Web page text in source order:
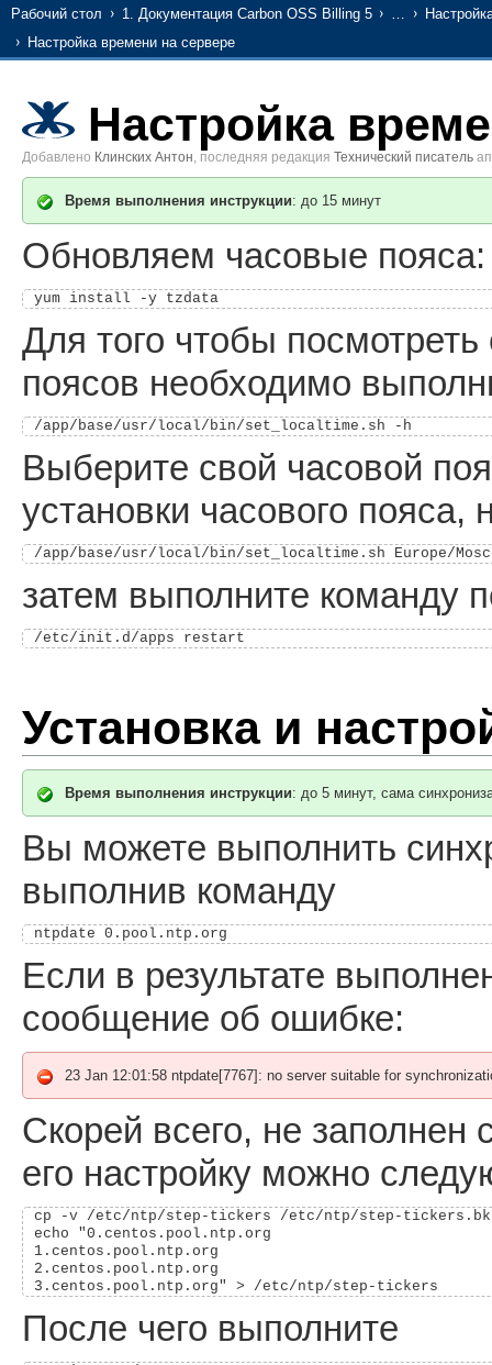
Рабочий стол 1. Документация Carbon OSS Billing 5 …
Настройка времени на сервере
Настройка
Добавлено Клинских Антон, последняя редакция Технический писатель
Время выполнения инструкции: до 15 минут
Обновляем часовые пояса:
yum install -y tzdata
Для того чтобы
поясов необходимо
/app/base/usr/local/bin/set_localtime.sh -h
Выберите свой часовой
установки часового
/app/base/usr/local/bin/set_localtime.sh Europe/
затем выполните команду
/etc/init.d/apps restart
Установка и
Время выполнения инструкции: до 5 минут, сама
Вы можете выполнить
выполнив команду
Если в результате
сообщение об ошибке:
23 Jan 12:01:58 ntpdate[7767]: no server suitable for
Скорей всего, не заполнен
его настройку можно
cp -v /etc/ntp/step-tickers /etc/ntp/step-tickers.bk
echo "0.centos.pool.ntp.org
1.centos.pool.ntp.org
2.centos.pool.ntp.org
После чего выполните